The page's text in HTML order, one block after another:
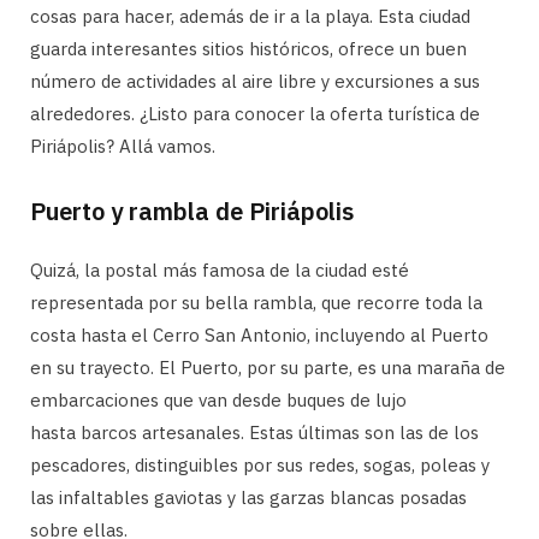
cosas para hacer, además de ir a la playa. Esta ciudad
guarda interesantes sitios históricos, ofrece un buen
número de actividades al aire libre y excursiones a sus
alrededores. ¿Listo para conocer la oferta turística de
Piriápolis? Allá vamos.
Puerto y rambla de Piriápolis
Quizá, la postal más famosa de la ciudad esté
representada por su bella rambla, que recorre toda la
costa hasta el Cerro San Antonio, incluyendo al Puerto
en su trayecto. El Puerto, por su parte, es una maraña de
embarcaciones que van desde buques de lujo
hasta barcos artesanales. Estas últimas son las de los
pescadores, distinguibles por sus redes, sogas, poleas y
las infaltables gaviotas y las garzas blancas posadas
sobre ellas.